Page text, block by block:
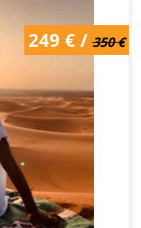
350 € / 249 €
249 € / 350 €